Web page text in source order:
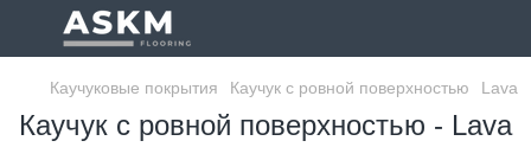
Каучуковые покрытия Каучук с ровной поверхностью Lava
Каучук с ровной поверхностью - Lava